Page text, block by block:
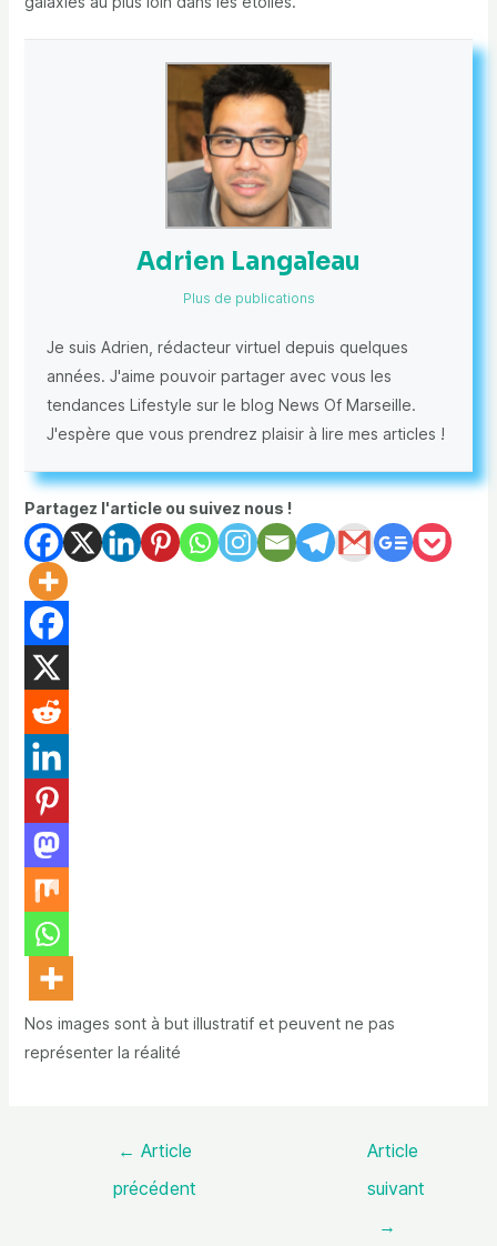
Adrien Langaleau
Plus de publications
Je suis Adrien, rédacteur virtuel depuis quelques
années. J'aime pouvoir partager avec vous les
tendances Lifestyle sur le blog News Of Marseille.
J'espère que vous prendrez plaisir à lire mes articles !
Partagez l'article ou suivez nous !
Nos images sont à but illustratif et peuvent ne pas
représenter la réalité
← Article
précédent
Article
suivant
→